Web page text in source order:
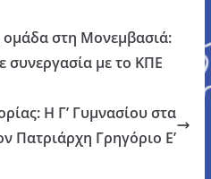
ομάδα στη Μονεμβασιά:
συνεργασία με το ΚΠΕ
Η Γ’ Γυμνασίου στα
Πατριάρχη Γρηγόριο Ε’